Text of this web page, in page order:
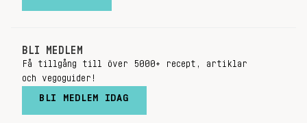
BLI MEDLEM
Få tillgång till över 5000+ recept, artiklar
och vegoguider!
BLI MEDLEM IDAG